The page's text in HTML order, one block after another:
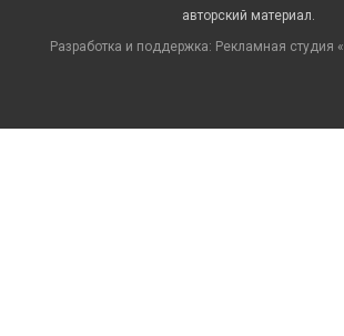
авторский материал.
Разработка и поддержка: Рекламная студия «